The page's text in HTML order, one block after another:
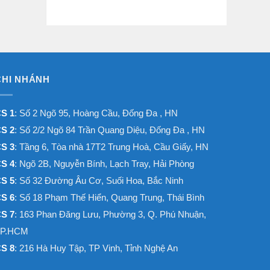
NHÁNH
1: Số 2 Ngõ 95, Hoàng Cầu, Đống Đa , HN
2: Số 2/2 Ngõ 84 Trần Quang Diệu, Đống Đa , HN
3: Tầng 6, Tòa nhà 17T2 Trung Hoà, Cầu Giấy, HN
4: Ngõ 2B, Nguyễn Bính, Lạch Tray, Hải Phòng
5: Số 32 Đường Âu Cơ, Suối Hoa, Bắc Ninh
6: Số 18 Phạm Thế Hiển, Quang Trung, Thái Bình
7: 163 Phan Đăng Lưu, Phường 3, Q. Phú Nhuận,
8: 216 Hà Huy Tập, TP Vinh, Tỉnh Nghệ An